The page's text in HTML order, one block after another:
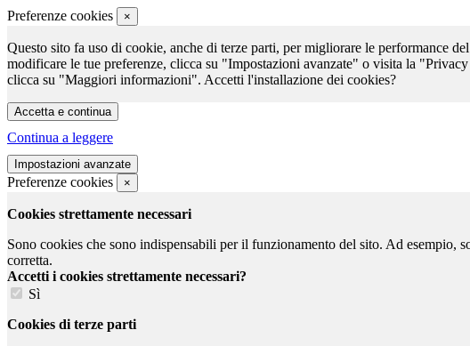
Preferenze cookies ×
Questo sito fa uso di cookie, anche di terze parti, per migliorare le performance
modificare le tue preferenze, clicca su "Impostazioni avanzate" o visita la
clicca su "Maggiori informazioni". Accetti l'installazione dei cookies?
Continua a leggere
Preferenze cookies ×
Cookies strettamente necessari
Sono cookies che sono indispensabili per il funzionamento del sito. Ad
corretta.
Accetti i cookies strettamente necessari?
Sì
Cookies di terze parti